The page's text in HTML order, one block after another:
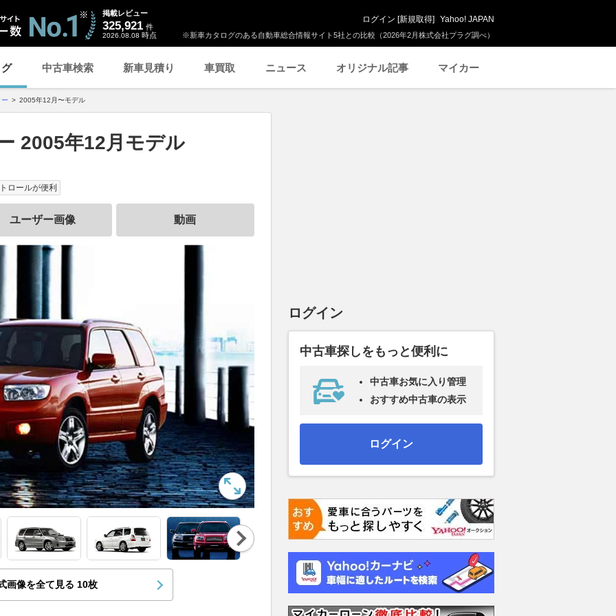
※新車カタログのある自動車総合情報サイト5社との比較（2026年2月株式会社プラグ調べ）
掲載レビュー
325,921 件
2026.08.08 時点
ログイン [新規取得] Yahoo! JAPAN
中古車検索 新車見積り 車買取 ニュース オリジナル記事 マイカー
2005年12月〜モデル
2005年12月モデル
ロールが便利
ユーザー画像 動画
Nex
t
画像を全て見る 10枚
ログイン
中古車探しをもっと便利に
中古車お気に入り管理
おすすめ中古車の表示
ログイン